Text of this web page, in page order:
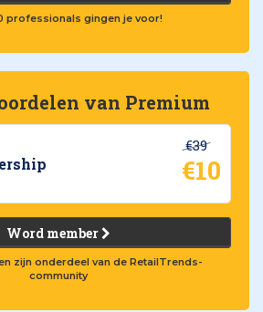
professionals gingen je voor!
van Premium
€39
€10
Word member
zijn onderdeel van de RetailTrends-
community